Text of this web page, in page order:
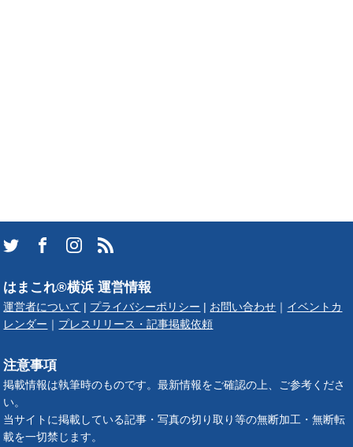
はまこれ®横浜 運営情報
運営者について プライバシーポリシー お問い合わせ
イベントカ
レンダー
プレスリリース・記事掲載依頼
注意事項
掲載情報は執筆時のものです。最新情報をご確認の上、ご参考くださ
い。
当サイトに掲載している記事・写真の切り取り等の無断加工・無断転
載を一切禁じます。